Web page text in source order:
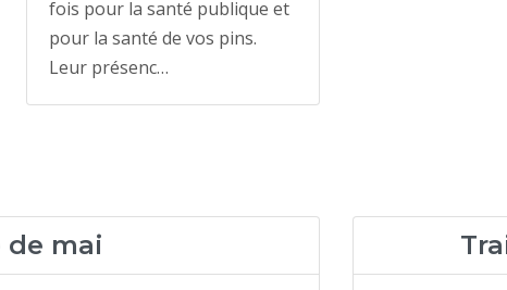
fois pour la santé publique et
pour la santé de vos pins.
Leur présenc…
de mai